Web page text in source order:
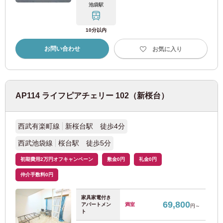
池袋駅
10分以内
お問い合わせ お気に入り
AP114 ライフピアチェリー 102（新桜台）
西武有楽町線 新桜台駅 徒歩4分
西武池袋線 桜台駅 徒歩5分
初期費用2万円オフキャンペーン 敷金0円 礼金0円
仲介手数料0円
家具家電付き
アパートメン
ト
満室 69,800円～
88 件 検索結果を見る
88 件 検索結果を見る
88 件 検索結果を見る
88 件 検索結果を見る
88 件 検索結果を見る
検索の条件を変更する
駅・路線/住所/通勤・通学時間/その他詳細条件から探す